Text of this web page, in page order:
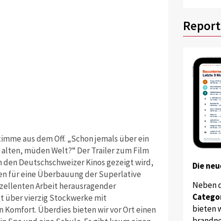
aus dem Off. „Schon jemals über ein
müden Welt?“ Der Trailer zum Film
den Deutschschweizer Kinos gezeigt wird,
für eine Überbauung der Superlative
Arbeit herausragender
über vierzig Stockwerke mit
Überdies bieten wir vor Ort einen
Die
Neben
bieten